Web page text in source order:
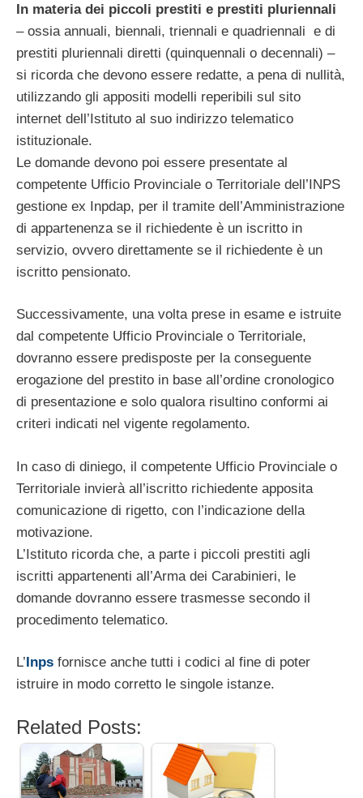
In materia dei piccoli prestiti e prestiti pluriennali
– ossia annuali, biennali, triennali e quadriennali e di
prestiti pluriennali diretti (quinquennali o decennali) –
si ricorda che devono essere redatte, a pena di nullità,
utilizzando gli appositi modelli reperibili sul sito
internet dell’Istituto al suo indirizzo telematico
istituzionale.
Le domande devono poi essere presentate al
competente Ufficio Provinciale o Territoriale dell’INPS
gestione ex Inpdap, per il tramite dell’Amministrazione
di appartenenza se il richiedente è un iscritto in
servizio, ovvero direttamente se il richiedente è un
iscritto pensionato.
Successivamente, una volta prese in esame e istruite
dal competente Ufficio Provinciale o Territoriale,
dovranno essere predisposte per la conseguente
erogazione del prestito in base all’ordine cronologico
di presentazione e solo qualora risultino conformi ai
criteri indicati nel vigente regolamento.
In caso di diniego, il competente Ufficio Provinciale o
Territoriale invierà all’iscritto richiedente apposita
comunicazione di rigetto, con l’indicazione della
motivazione.
L’Istituto ricorda che, a parte i piccoli prestiti agli
iscritti appartenenti all’Arma dei Carabinieri, le
domande dovranno essere trasmesse secondo il
procedimento telematico.
L’ Inps fornisce anche tutti i codici al fine di poter
istruire in modo corretto le singole istanze.
Related Posts: